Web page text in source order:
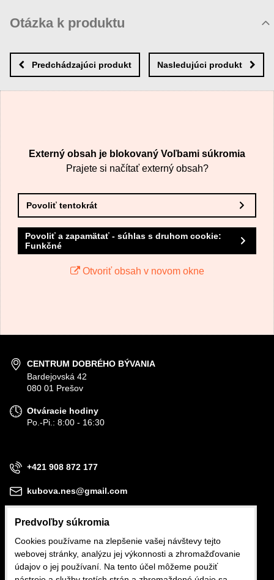
Zatiaľ nie sú žiadne komentáre! Buďte prvý!
Nový komentár
Otázka k produktu
MENO
VAŠA OTÁZKA K PRODUKTU
Odoslať
Predchádzajúci produkt Nasledujúci produkt
Externý obsah je blokovaný Voľbami súkromia
Prajete si načítať externý obsah?
Povoliť tentokrát
Povoliť a zapamätať - súhlas s druhom cookie:
Funkčné
Otvoriť obsah v novom okne
CENTRUM DOBRÉHO BÝVANIA
Bardejovská 42
080 01 Prešov
Otváracie hodiny
Po.-Pi.: 8:00 - 16:30
+421 908 872 177
kubova.nes@gmail.com
Obchodné podmienky
Predvoľby súkromia
Cookies používame na zlepšenie vašej návštevy tejto
webovej stránky, analýzu jej výkonnosti a zhromažďovanie
údajov o jej používaní. Na tento účel môžeme použiť